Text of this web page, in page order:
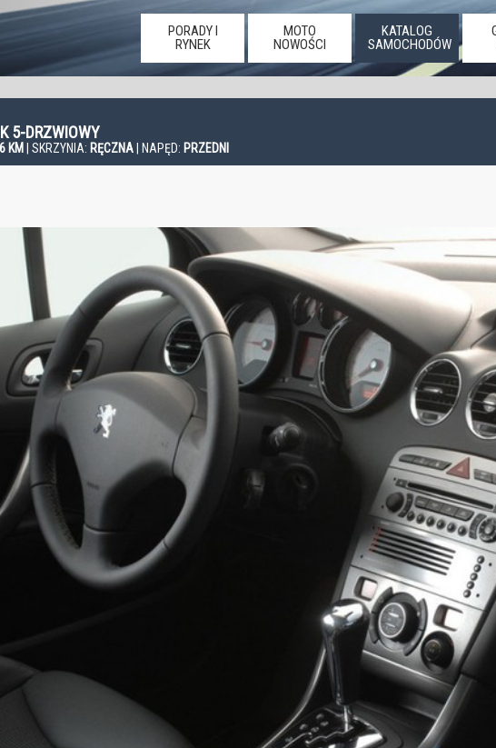
PORADY I
RYNEK
MOTO
NOWOŚCI
KATALOG
SAMOCHODÓW
5-DRZWIOWY
KM | SKRZYNIA: RĘCZNA | NAPĘD: PRZEDNI